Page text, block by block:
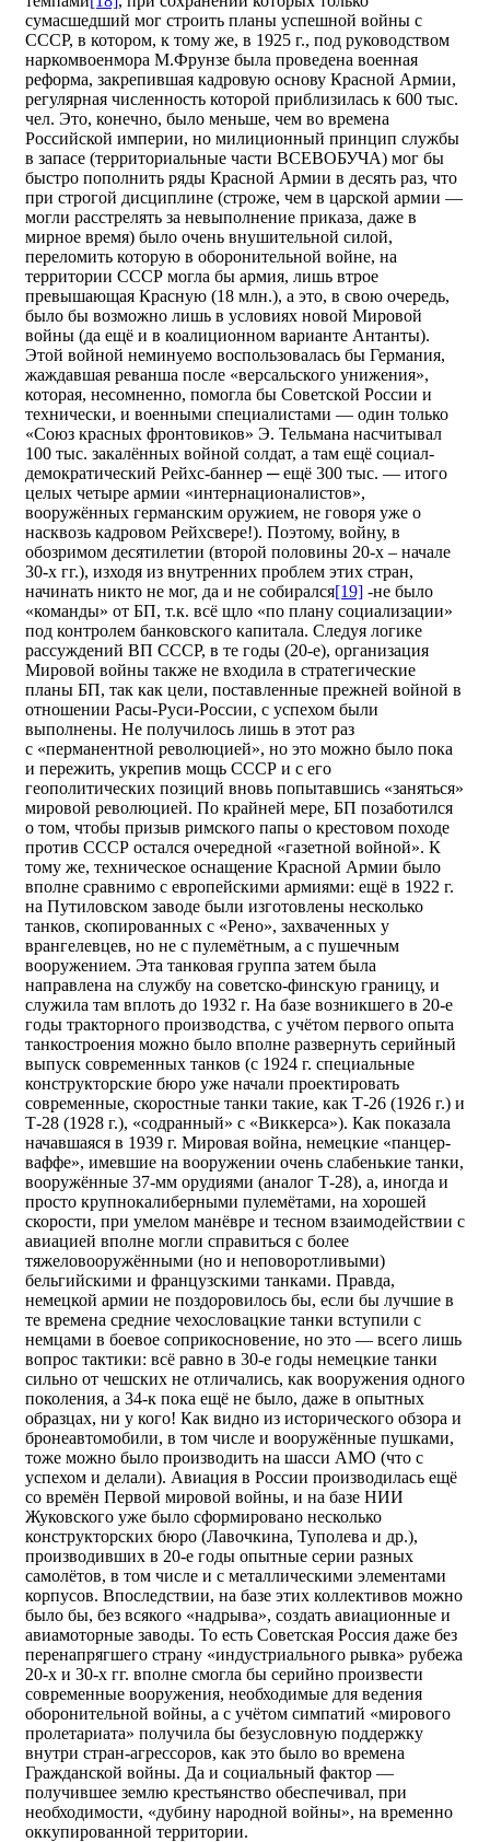
сумасшедший мог строить планы успешной войны с
СССР, в котором, к тому же, в 1925 г., под руководством
наркомвоенмора М.Фрунзе была проведена военная
реформа, закрепившая кадровую основу Красной Армии,
регулярная численность которой приблизилась к 600 тыс.
чел. Это, конечно, было меньше, чем во времена
Российской империи, но милиционный принцип службы
в запасе (территориальные части ВСЕВОБУЧА) мог бы
быстро пополнить ряды Красной Армии в десять раз, что
при строгой дисциплине (строже, чем в царской армии —
могли расстрелять за невыполнение приказа, даже в
мирное время) было очень внушительной силой,
переломить которую в оборонительной войне, на
территории СССР могла бы армия, лишь втрое
превышающая Красную (18 млн.), а это, в свою очередь,
было бы возможно лишь в условиях новой Мировой
войны (да ещё и в коалиционном варианте Антанты).
Этой войной неминуемо воспользовалась бы Германия,
жаждавшая реванша после «версальского унижения»,
которая, несомненно, помогла бы Советской России и
технически, и военными специалистами — один только
«Союз красных фронтовиков» Э. Тельмана насчитывал
100 тыс. закалённых войной солдат, а там ещё социал-
демократический Рейхс-баннер ─ ещё 300 тыс. — итого
целых четыре армии «интернационалистов»,
вооружённых германским оружием, не говоря уже о
насквозь кадровом Рейхсвере!). Поэтому, войну, в
обозримом десятилетии (второй половины 20-х – начале
30-х гг.), изходя из внутренних проблем этих стран,
начинать никто не мог, да и не собирался[19] -не было
«команды» от БП, т.к. всё щло «по плану социализации»
под контролем банковского капитала. Следуя логике
рассуждений ВП СССР, в те годы (20-е), организация
Мировой войны также не входила в стратегические
планы БП, так как цели, поставленные прежней войной в
отношении Расы-Руси-России, с успехом были
выполнены. Не получилось лишь в этот раз
с «перманентной революцией», но это можно было пока
и пережить, укрепив мощь СССР и с его
геополитических позиций вновь попытавшись «заняться»
мировой революцией. По крайней мере, БП позаботился
о том, чтобы призыв римского папы о крестовом походе
против СССР остался очередной «газетной войной». К
тому же, техническое оснащение Красной Армии было
вполне сравнимо с европейскими армиями: ещё в 1922 г.
на Путиловском заводе были изготовлены несколько
танков, скопированных с «Рено», захваченных у
врангелевцев, но не с пулемётным, а с пушечным
вооружением. Эта танковая группа затем была
направлена на службу на советско-финскую границу, и
служила там вплоть до 1932 г. На базе возникшего в 20-е
годы тракторного производства, с учётом первого опыта
танкостроения можно было вполне развернуть серийный
выпуск современных танков (с 1924 г. специальные
конструкторские бюро уже начали проектировать
современные, скоростные танки такие, как Т-26 (1926 г.) и
Т-28 (1928 г.), «содранный» с «Виккерса»). Как показала
начавшаяся в 1939 г. Мировая война, немецкие «панцер-
ваффе», имевшие на вооружении очень слабенькие танки,
вооружённые 37-мм орудиями (аналог Т-28), а, иногда и
просто крупнокалиберными пулемётами, на хорошей
скорости, при умелом манёвре и тесном взаимодействии с
авиацией вполне могли справиться с более
тяжеловооружёнными (но и неповоротливыми)
бельгийскими и французскими танками. Правда,
немецкой армии не поздоровилось бы, если бы лучшие в
те времена средние чехословацкие танки вступили с
немцами в боевое соприкосновение, но это — всего лишь
вопрос тактики: всё равно в 30-е годы немецкие танки
сильно от чешских не отличались, как вооружения одного
поколения, а 34-к пока ещё не было, даже в опытных
образцах, ни у кого! Как видно из исторического обзора и
бронеавтомобили, в том числе и вооружённые пушками,
тоже можно было производить на шасси АМО (что с
успехом и делали). Авиация в России производилась ещё
со времён Первой мировой войны, и на базе НИИ
Жуковского уже было сформировано несколько
конструкторских бюро (Лавочкина, Туполева и др.),
производивших в 20-е годы опытные серии разных
самолётов, в том числе и с металлическими элементами
корпусов. Впоследствии, на базе этих коллективов можно
было бы, без всякого «надрыва», создать авиационные и
авиамоторные заводы. То есть Советская Россия даже без
перенапрягшего страну «индустриального рывка» рубежа
20-х и 30-х гг. вполне смогла бы серийно произвести
современные вооружения, необходимые для ведения
оборонительной войны, а с учётом симпатий «мирового
пролетариата» получила бы безусловную поддержку
внутри стран-агрессоров, как это было во времена
Гражданской войны. Да и социальный фактор —
получившее землю крестьянство обеспечивал, при
необходимости, «дубину народной войны», на временно
оккупированной территории.